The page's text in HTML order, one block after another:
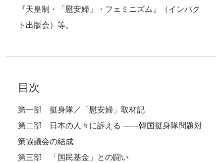
『天皇制・「慰安婦」・フェミニズム』（インパク
ト出版会）等。
目次
第一部 挺身隊／「慰安婦」取材記
第二部 日本の人々に訴える ——韓国挺身隊問題対
策協議会の結成
第三部 「国民基金」との闘い